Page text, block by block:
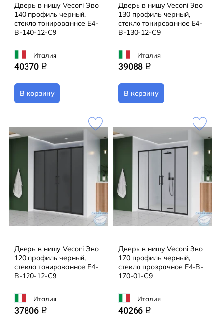
Дверь в нишу Veconi Эво
140 профиль черный,
стекло тонированное E4-
B-140-12-C9
Италия
40370 q
В корзину
Дверь в нишу Veconi Эво
130 профиль черный,
стекло тонированное E4-
B-130-12-C9
Италия
39088 q
В корзину
Дверь в нишу Veconi Эво
120 профиль черный,
стекло тонированное E4-
B-120-12-C9
Италия
37806 q
Дверь в нишу Veconi Эво
170 профиль черный,
стекло прозрачное E4-B-
170-01-C9
Италия
40266 q